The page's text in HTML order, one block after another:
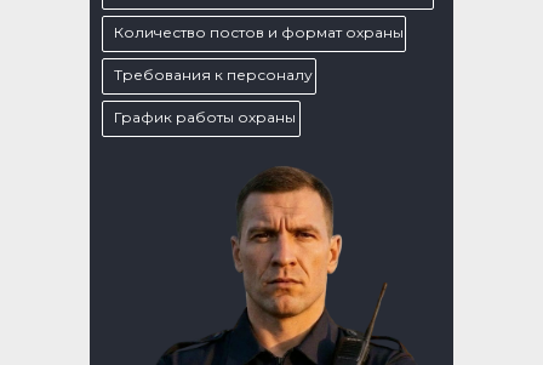
Количество постов и формат охраны
Требования к персоналу
График работы охраны